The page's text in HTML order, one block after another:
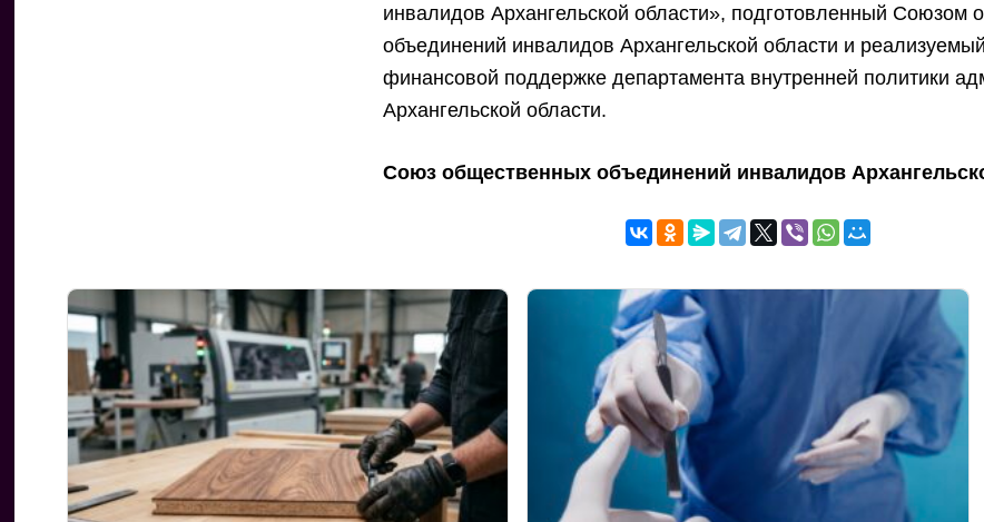
инвалидов Архангельской области», подготовленный Союзом
объединений инвалидов Архангельской области и
финансовой поддержке департамента внутренней политики
Архангельской области.
Союз общественных объединений инвалидов